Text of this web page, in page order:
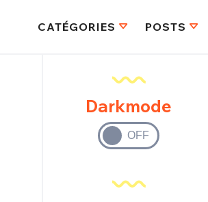
CATÉGORIES POSTS
Darkmode